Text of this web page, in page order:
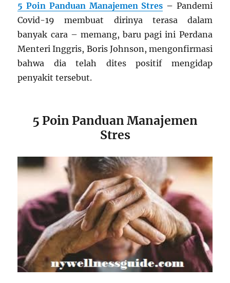
5 Poin Panduan Manajemen Stres – Pandemi
Covid-19 membuat dirinya terasa dalam
banyak cara – memang, baru pagi ini Perdana
Menteri Inggris, Boris Johnson, mengonfirmasi
bahwa dia telah dites positif mengidap
penyakit tersebut.
5 Poin Panduan Manajemen
Stres